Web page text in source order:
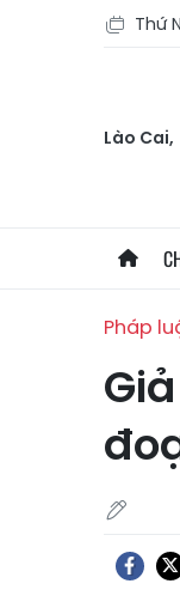
Thứ
Lào Cai,
Pháp